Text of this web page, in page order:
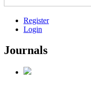
Register
Login
Journals